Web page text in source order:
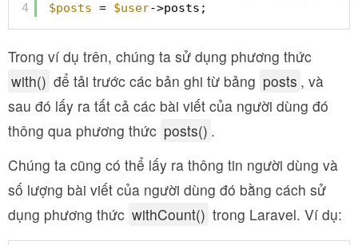
4
$posts = $user->posts;
Trong ví dụ trên, chúng ta sử dụng phương thức
with() để tải trước các bản ghi từ bảng posts , và
sau đó lấy ra tất cả các bài viết của người dùng đó
thông qua phương thức posts() .
Chúng ta cũng có thể lấy ra thông tin người dùng và
số lượng bài viết của người dùng đó bằng cách sử
dụng phương thức withCount() trong Laravel. Ví dụ: